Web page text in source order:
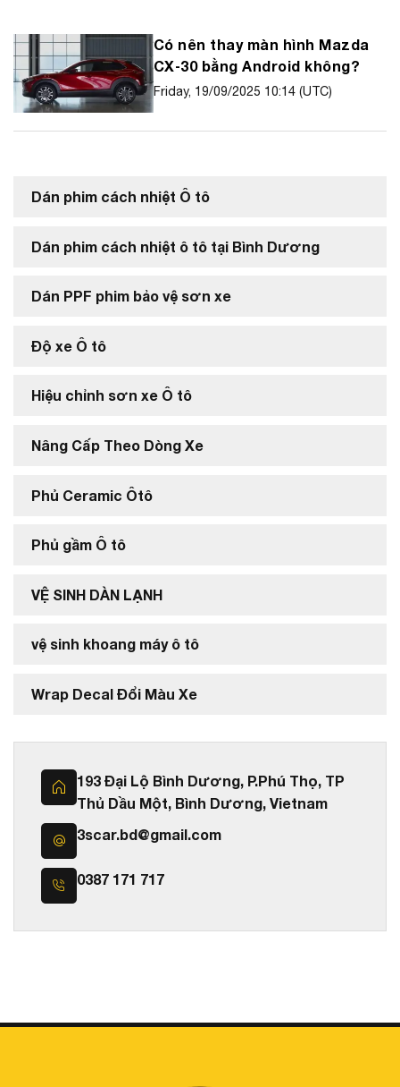
Có nên thay màn hình Mazda
CX‑30 bằng Android không?
Friday, 19/09/2025 10:14 (UTC)
Dán phim cách nhiệt Ô tô
Dán phim cách nhiệt ô tô tại Bình Dương
Dán PPF phim bảo vệ sơn xe
Độ xe Ô tô
Hiệu chỉnh sơn xe Ô tô
Nâng Cấp Theo Dòng Xe
Phủ Ceramic Ôtô
Phủ gầm Ô tô
VỆ SINH DÀN LẠNH
vệ sinh khoang máy ô tô
Wrap Decal Đổi Màu Xe
193 Đại Lộ Bình Dương, P.Phú Thọ, TP
Thủ Dầu Một, Bình Dương, Vietnam
3scar.bd@gmail.com
0387 171 717